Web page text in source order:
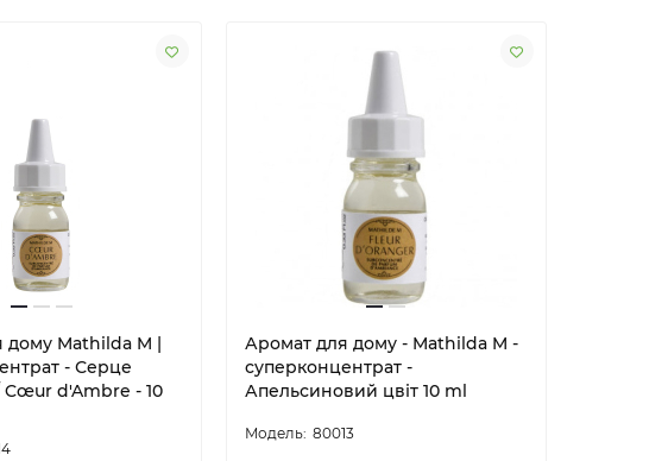
дому Mathilda M |
- Серце
d'Ambre - 10
Аромат для дому - Mathilda M -
суперконцентрат -
Апельсиновий цвіт 10 ml
80013